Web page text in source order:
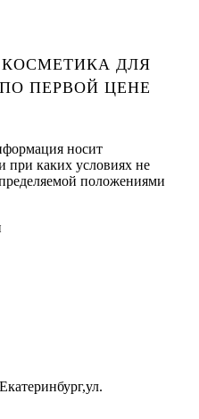
ДЛЯ
ПЕРВОЙ ЦЕНЕ
носит
при каких условиях не
положениями